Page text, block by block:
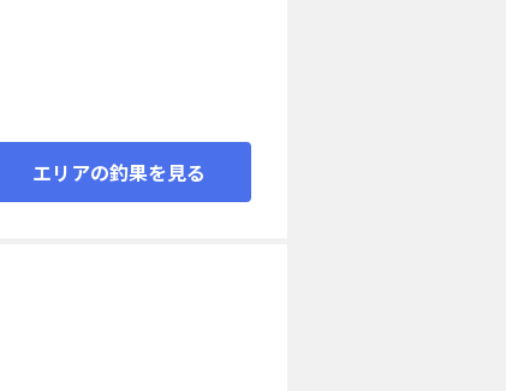
エリアの釣果を見る